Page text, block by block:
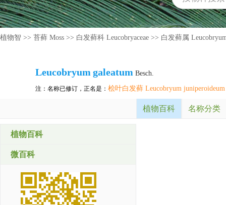
植物智 >> 苔藓 Moss >> 白发藓科 Leucobryaceae >> 白发藓属
Leucobryum galeatum Besch.
注：名称已修订，正名是： 桧叶白发藓 Leucobryum juniperoideum
植物百科 名称分类
植物百科
微百科